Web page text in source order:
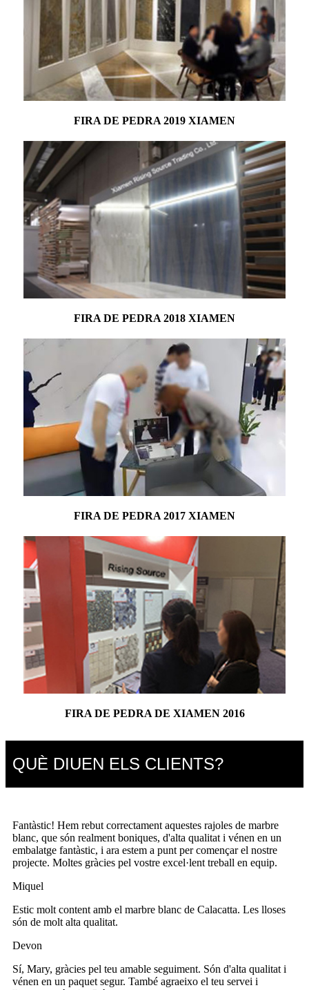
FIRA DE PEDRA 2019 XIAMEN
FIRA DE PEDRA 2018 XIAMEN
FIRA DE PEDRA 2017 XIAMEN
FIRA DE PEDRA DE XIAMEN 2016
QUÈ DIUEN ELS CLIENTS?
Fantàstic! Hem rebut correctament aquestes rajoles de marbre
blanc, que són realment boniques, d'alta qualitat i vénen en un
embalatge fantàstic, i ara estem a punt per començar el nostre
projecte. Moltes gràcies pel vostre excel·lent treball en equip.
Miquel
Estic molt content amb el marbre blanc de Calacatta. Les lloses
són de molt alta qualitat.
Devon
Sí, Mary, gràcies pel teu amable seguiment. Són d'alta qualitat i
vénen en un paquet segur. També agraeixo el teu servei i